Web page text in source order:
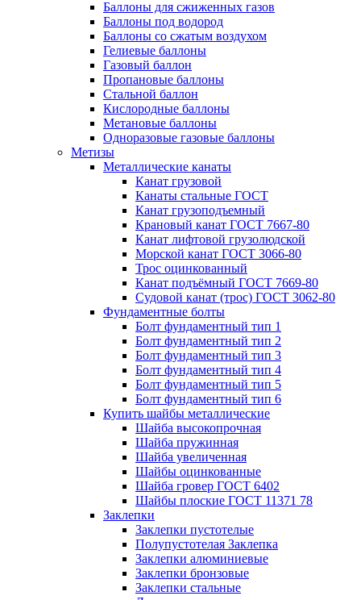
Баллоны для сжиженных газов
Баллоны под водород
Баллоны со сжатым воздухом
Гелиевые баллоны
Газовый баллон
Пропановые баллоны
Стальной баллон
Кислородные баллоны
Метановые баллоны
Одноразовые газовые баллоны
Метизы
Металлические канаты
Канат грузовой
Канаты стальные ГОСТ
Канат грузоподъемный
Крановый канат ГОСТ 7667-80
Канат лифтовой грузолюдской
Морской канат ГОСТ 3066-80
Трос оцинкованный
Канат подъёмный ГОСТ 7669-80
Судовой канат (трос) ГОСТ 3062-80
Фундаментные болты
Болт фундаментный тип 1
Болт фундаментный тип 2
Болт фундаментный тип 3
Болт фундаментный тип 4
Болт фундаментный тип 5
Болт фундаментный тип 6
Купить шайбы металлические
Шайба высокопрочная
Шайба пружинная
Шайба увеличенная
Шайбы оцинкованные
Шайба гровер ГОСТ 6402
Шайбы плоские ГОСТ 11371 78
Заклепки
Заклепки пустотелые
Полупустотелая Заклепка
Заклепки алюминиевые
Заклепки бронзовые
Заклепки стальные